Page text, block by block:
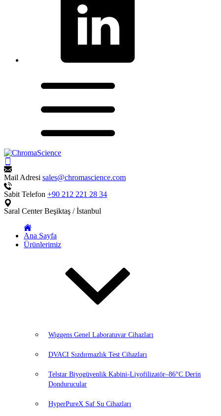
Mail Adresi sales@chromascience.com
Sabit Telefon +90 212 221 28 34
Saral CenterBeşiktaş / İstanbul
Ana Sayfa
Ürünlerimiz
Wiggens Genel Laboratuvar Cihazları
DVACI Sızdırmazlık Test Cihazları
Telstar Biyogüvenlik Kabini-Liyofilizatör–86°C Derin
Dondurucular
HyperPureX Saf Su Cihazları